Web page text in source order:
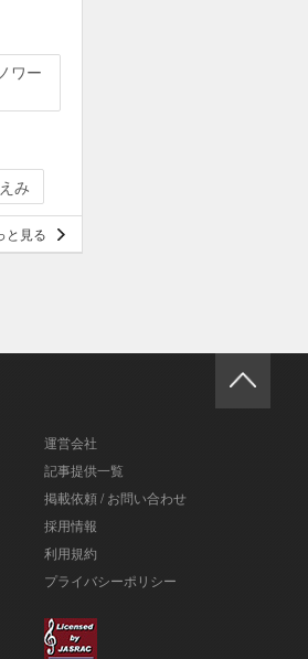
ワー
み
と見る
運営会社
記事提供一覧
掲載依頼 / お問い合わせ
採用情報
利用規約
プライバシーポリシー